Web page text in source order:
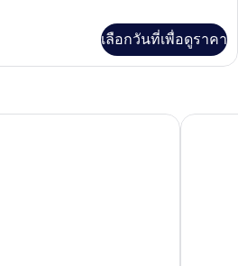
เลือกวันที่เพื่อดูราคา
าอิซารายาเหนือน้ำ โรงแรม